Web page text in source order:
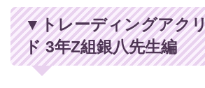
▼トレーディングアク
ド 3年Z組銀八先生編